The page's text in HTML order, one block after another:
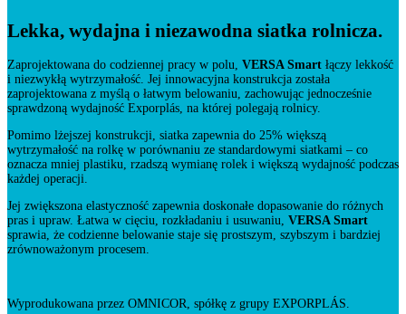
Lekka, wydajna i niezawodna siatka rolnicza.
Zaprojektowana do codziennej pracy w polu, VERSA Smart łączy lekkość
i niezwykłą wytrzymałość. Jej innowacyjna konstrukcja została
zaprojektowana z myślą o łatwym belowaniu, zachowując jednocześnie
sprawdzoną wydajność Exporplás, na której polegają rolnicy.
Pomimo lżejszej konstrukcji, siatka zapewnia do 25% większą
wytrzymałość na rolkę w porównaniu ze standardowymi siatkami – co
oznacza mniej plastiku, rzadszą wymianę rolek i większą wydajność podczas
każdej operacji.
Jej zwiększona elastyczność zapewnia doskonałe dopasowanie do różnych
pras i upraw. Łatwa w cięciu, rozkładaniu i usuwaniu, VERSA Smart
sprawia, że codzienne belowanie staje się prostszym, szybszym i bardziej
zrównoważonym procesem.
Wyprodukowana przez OMNICOR, spółkę z grupy EXPORPLÁS.